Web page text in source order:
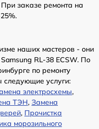
При заказе ремонта на
наших мастеров - они
RL-38 ECSW. По
по ремонту
следующие услуги:
электросхемы,
ТЭН, Замена
, Прочистка
морозильного